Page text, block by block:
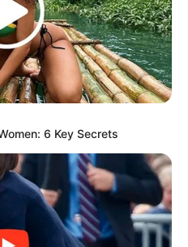
&
6 Key Secrets